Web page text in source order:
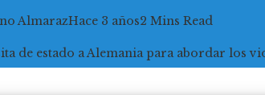
AlmarazHace 3 años2 Mins Read